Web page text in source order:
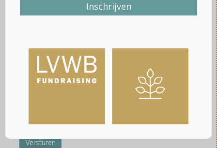
Functie
E-mailadres *
Versturen
Inschrijven